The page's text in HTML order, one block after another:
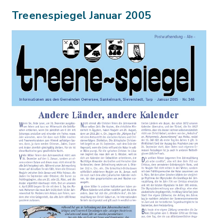
Treenespiegel Januar 2005